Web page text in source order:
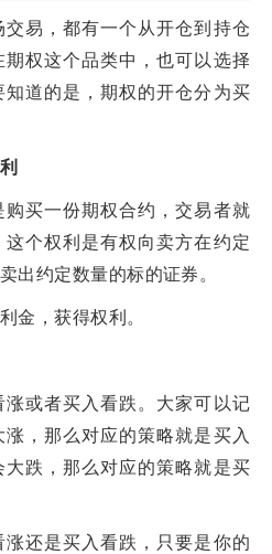
易，都有一个从开仓到持仓
权这个品类中，也可以选择
道的是，期权的开仓分为买
买一份期权合约，交易者就
这个权利是有权向卖方在约定
出约定数量的标的证券。
金，获得权利。
或者买入看跌。大家可以记
，那么对应的策略就是买入
跌，那么对应的策略就是买
涨还是买入看跌，只要是你的